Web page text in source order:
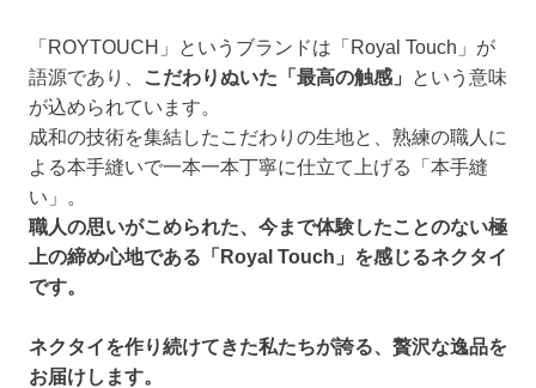
「ROYTOUCH」というブランドは「Royal Touch」が
語源であり、
こだわりぬいた「最高の触感」
という意味
が込められています。
成和の技術を集結したこだわりの生地と、熟練の職人に
よる本手縫いで一本一本丁寧に仕立て上げる「本手縫
い」。
職人の思いがこめられた、今まで体験したことのない極
上の締め心地である「Royal Touch」を感じるネクタイ
です。
ネクタイを作り続けてきた私たちが誇る、贅沢な逸品を
お届けします。